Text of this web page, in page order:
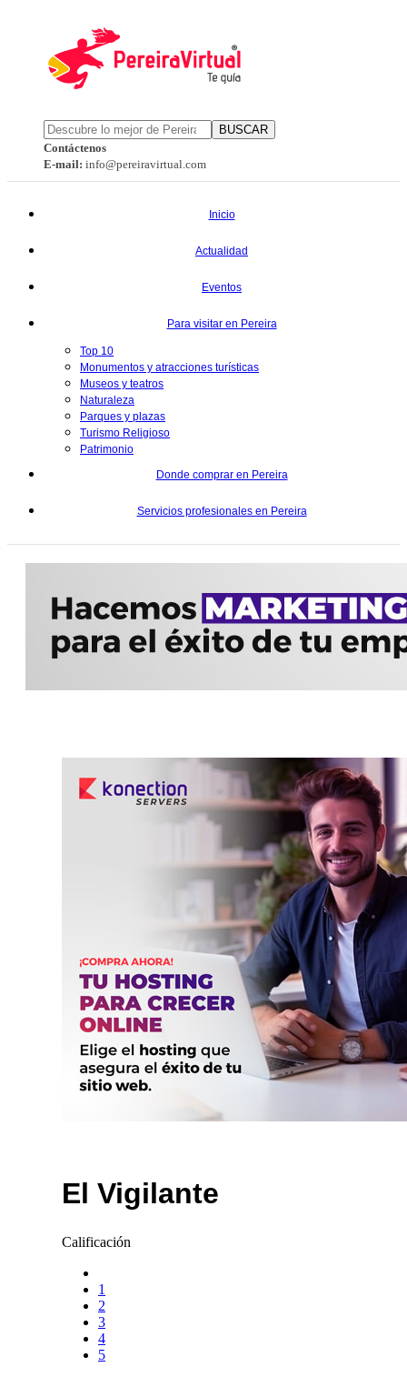
BUSCAR
Contáctenos
E-mail: info@pereiravirtual.com
Inicio
Actualidad
Eventos
Para visitar en Pereira
Top 10
Monumentos y atracciones turísticas
Museos y teatros
Naturaleza
Parques y plazas
Turismo Religioso
Patrimonio
Donde comprar en Pereira
Servicios profesionales en Pereira
El Vigilante
Calificación
1
2
3
4
5